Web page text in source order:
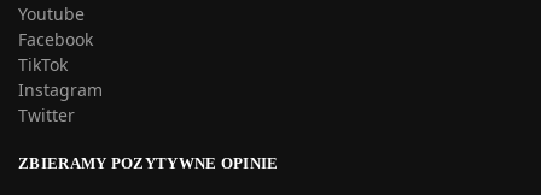
Youtube
Facebook
TikTok
Instagram
Twitter
ZBIERAMY POZYTYWNE OPINIE